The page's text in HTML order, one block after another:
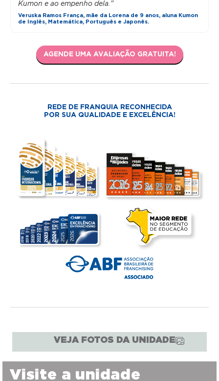
Kumon e ao empenho dela."
Veruska Ramos França, mãe da Lorena de 9 anos, aluna Kumon
de Inglês, Matemática, Português e Japonês.
AGENDE UMA AVALIAÇÃO GRATUITA!
REDE DE FRANQUIA RECONHECIDA
POR SUA QUALIDADE E EXCELÊNCIA!
VEJA FOTOS DA UNIDADE
Visite a unidade